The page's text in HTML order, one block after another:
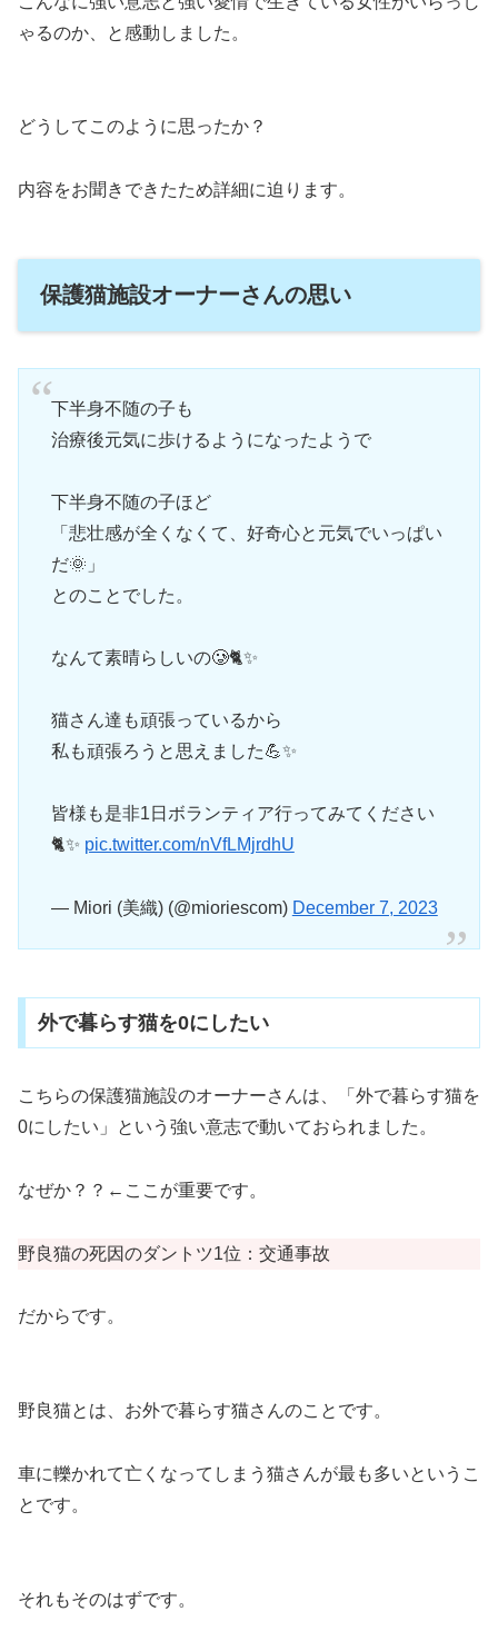
ゃるのか、と感動しました。
どうしてこのように思ったか？
内容をお聞きできたため詳細に迫ります。
保護猫施設オーナーさんの思い
下半身不随の子も
治療後元気に歩けるようになったようで
下半身不随の子ほど
「悲壮感が全くなくて、好奇心と元気でいっぱい
だ🌞」
とのことでした。
なんて素晴らしいの🥲🐈✨️
猫さん達も頑張っているから
私も頑張ろうと思えました💪✨️
皆様も是非1日ボランティア行ってみてください
🐈✨️ pic.twitter.com/nVfLMjrdhU
— Miori (美織) (@mioriescom) December 7, 2023
外で暮らす猫を0にしたい
こちらの保護猫施設のオーナーさんは、「外で暮らす猫を
0にしたい」という強い意志で動いておられました。
なぜか？？←ここが重要です。
野良猫の死因のダントツ1位：交通事故
だからです。
野良猫とは、お外で暮らす猫さんのことです。
車に轢かれて亡くなってしまう猫さんが最も多いというこ
とです。
それもそのはずです。